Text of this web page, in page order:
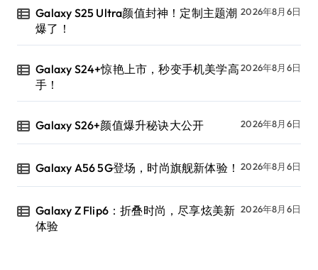
Galaxy S25 Ultra颜值封神！定制主题潮
爆了！
2026年8月6日
Galaxy S24+惊艳上市，秒变手机美学高
手！
2026年8月6日
Galaxy S26+颜值爆升秘诀大公开 2026年8月6日
Galaxy A56 5G登场，时尚旗舰新体验！ 2026年8月6日
Galaxy Z Flip6：折叠时尚，尽享炫美新
体验
2026年8月6日